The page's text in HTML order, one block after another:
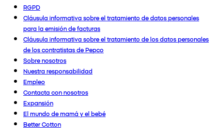
RGPD
Cláusula informativa sobre el tratamiento de datos personales
para la emisión de facturas
Cláusula informativa sobre el tratamiento de los datos personales
de los contratistas de Pepco
Sobre nosotros
Nuestra responsabilidad
Empleo
Contacta con nosotros
Expansión
El mundo de mamá y el bebé
Better Cotton